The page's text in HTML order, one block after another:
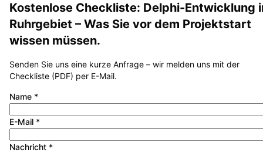
Kostenlose Checkliste: Delphi-Entwicklung
Ruhrgebiet – Was Sie vor dem Projektstart
wissen müssen.
Senden Sie uns eine kurze Anfrage – wir melden uns mit der
Checkliste (PDF) per E-Mail.
Name *
E-Mail *
Nachricht *